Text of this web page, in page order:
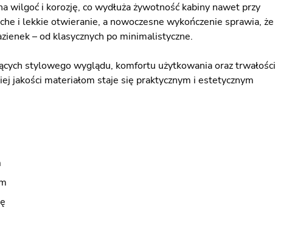
wilgoć i korozję, co wydłuża żywotność kabiny nawet przy
i lekkie otwieranie, a nowoczesne wykończenie sprawia, że
– od klasycznych po minimalistyczne.
stylowego wyglądu, komfortu użytkowania oraz trwałości
jakości materiałom staje się praktycznym i estetycznym